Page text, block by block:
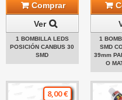
Comprar
Ver
1 BOMBILLA LEDS
POSICIÓN CANBUS 30
SMD
1
SMD
39mm
O
8,00 €